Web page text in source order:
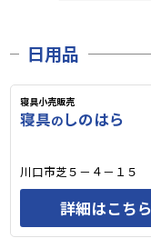
日用品
寝具小売販売
寝具のしのはら
川口市芝５－４－１５
詳細はこちら